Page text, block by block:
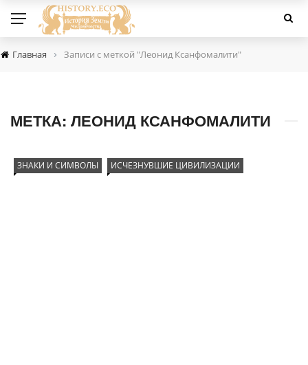
Главная › Записи с меткой "Леонид Ксанфомалити"
МЕТКА: ЛЕОНИД КСАНФОМАЛИТИ
ЗНАКИ И СИМВОЛЫ ИСЧЕЗНУВШИЕ ЦИВИЛИЗАЦИИ